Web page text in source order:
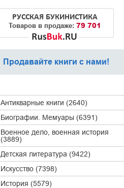
РУССКАЯ БУКИНИСТИКА
Товаров в продаже: 79 701
Продавайте книги с нами!
Антикварные книги (2640)
Биографии. Мемуары (6391)
Военное дело, военная история
(3889)
Детская литература (9422)
Искусство (7398)
История (5579)